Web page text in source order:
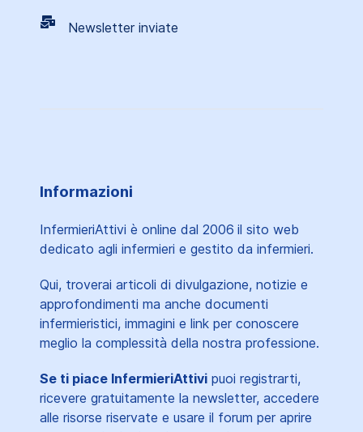
Newsletter inviate
Informazioni
InfermieriAttivi è online dal 2006 il sito web
dedicato agli infermieri e gestito da infermieri.
Qui, troverai articoli di divulgazione, notizie e
approfondimenti ma anche documenti
infermieristici, immagini e link per conoscere
meglio la complessità della nostra professione.
Se ti piace InfermieriAttivi puoi registrarti,
ricevere gratuitamente la newsletter, accedere
alle risorse riservate e usare il forum per aprire